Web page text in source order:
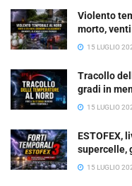
Violento
morto,
15 LUGLIO
Tracollo
gradi in
15 LUGLIO
ESTOFEX,
supercelle,
15 LUGLIO